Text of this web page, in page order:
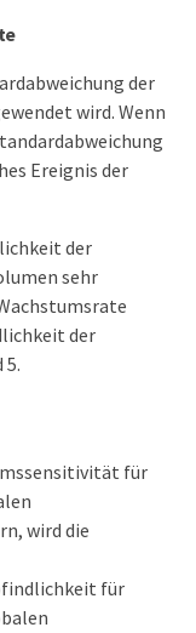
der
wird. Wenn
Ereignis der
der
sehr
der
5.
für
wird die
für